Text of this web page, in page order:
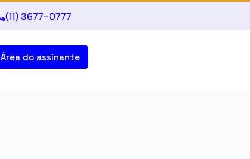
(11) 3677-0777
Área do assinante